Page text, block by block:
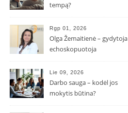
tempą?
Rgp 01, 2026
Olga Žemaitienė – gydytoja
echoskopuotoja
Lie 09, 2026
Darbo sauga – kodėl jos
mokytis būtina?